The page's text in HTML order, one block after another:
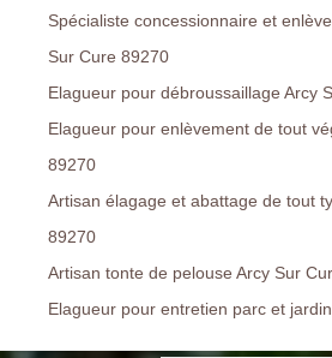
Spécialiste concessionnaire et
Sur Cure 89270
Elagueur pour débroussaillage Arcy
Elagueur pour enlèvement de tout
89270
Artisan élagage et abattage de tout
89270
Artisan tonte de pelouse Arcy Sur
Elagueur pour entretien parc et